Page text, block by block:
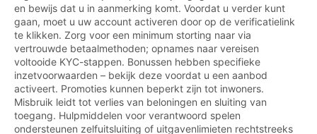
en bewijs dat u in aanmerking komt. Voordat u verder kunt
gaan, moet u uw account activeren door op de verificatielink
te klikken. Zorg voor een minimum storting naar via
vertrouwde betaalmethoden; opnames naar vereisen
voltooide KYC-stappen. Bonussen hebben specifieke
inzetvoorwaarden – bekijk deze voordat u een aanbod
activeert. Promoties kunnen beperkt zijn tot inwoners.
Misbruik leidt tot verlies van beloningen en sluiting van
toegang. Hulpmiddelen voor verantwoord spelen
ondersteunen zelfuitsluiting of uitgavenlimieten rechtstreeks